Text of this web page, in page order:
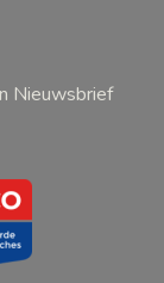
Nieuwsbrief